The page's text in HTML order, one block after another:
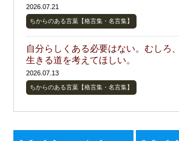
2026.07.21
ちからのある言葉【格言集・名言集】
自分らしくある必要はない。むしろ
生きる道を考えてほしい。
2026.07.13
ちからのある言葉【格言集・名言集】